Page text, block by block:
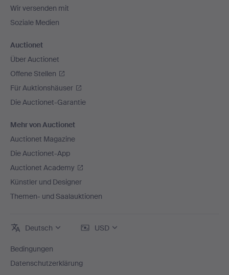
Wir versenden mit
Soziale Medien
Auctionet
Über Auctionet
Offene Stellen
Für Auktionshäuser
Die Auctionet-Garantie
Mehr von Auctionet
Auctionet Magazine
Die Auctionet-App
Auctionet Academy
Künstler und Designer
Themen- und Saalauktionen
Deutsch USD
Bedingungen
Datenschutzerklärung